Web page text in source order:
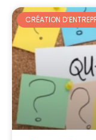
CRÉATION